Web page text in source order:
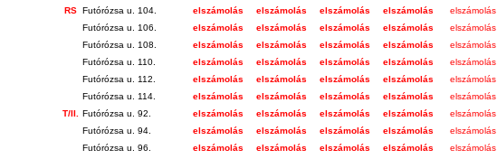
RS
Futórózsa u. 104. elszámolás elszámolás elszámolás elszámolás elszámolás
Futórózsa u. 106.
elszámolás elszámolás elszámolás elszámolás elszámolás
Futórózsa u. 108.
elszámolás elszámolás elszámolás elszámolás elszámolás
Futórózsa u. 110.
elszámolás elszámolás elszámolás elszámolás elszámolás
Futórózsa u. 112.
elszámolás elszámolás elszámolás elszámolás elszámolás
Futórózsa u. 114.
elszámolás elszámolás elszámolás elszámolás elszámolás
T/II. Futórózsa u. 92. elszámolás elszámolás elszámolás elszámolás elszámolás
Futórózsa u. 94.
elszámolás elszámolás elszámolás elszámolás elszámolás
Futórózsa u. 96.
elszámolás elszámolás elszámolás elszámolás elszámolás